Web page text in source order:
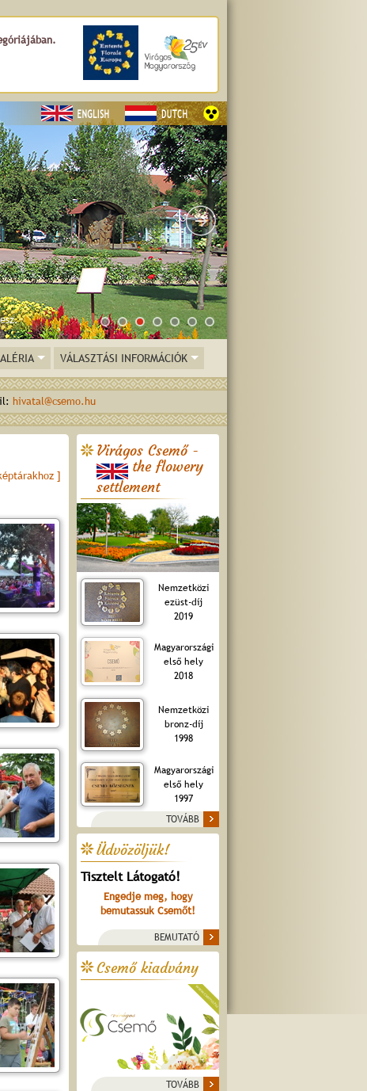
VÁLASZTÁSI INFORMÁCIÓK
hivatal@csemo.hu
]
Virágos Csemő -
the flowery
settlement
Nemzetközi
ezüst-díj
2019
Magyarországi
első hely
2018
Nemzetközi
bronz-díj
1998
Magyarországi
első hely
1997
TOVÁBB
Üdvözöljük!
Tisztelt Látogató!
Engedje meg, hogy
bemutassuk Csemőt!
BEMUTATÓ
Csemő kiadvány
TOVÁBB